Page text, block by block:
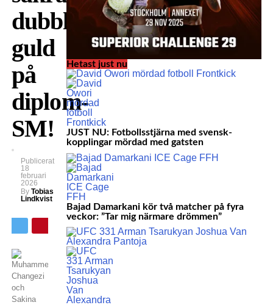
dubbla
guld
på
diplom-
SM!
Publicerat
18
februari
2026
By Tobias
Lindkvist
Hetast just nu
JUST NU: Fotbollsstjärna med svensk-
kopplingar mördad med gatsten
Bajad Damarkani kör två matcher på fyra
veckor: ”Tar mig närmare drömmen”